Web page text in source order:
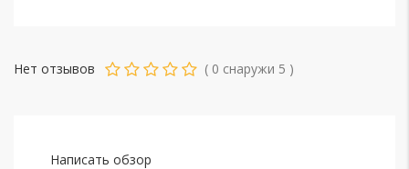
Нет отзывов ( 0 снаружи 5 )
Написать обзор